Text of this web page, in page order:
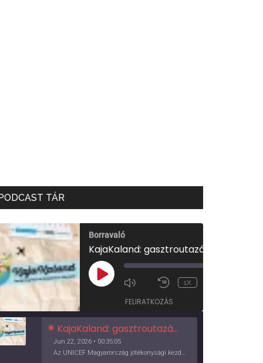
TÁR
Borravaló
PLAY
EPISODE
1X
FELIRATKOZÁS
KajaKaland: gasztroutazás a föld körül
Jun 22, 2026 • 00:35:05
Az UNICEF Magyarország jótékonysági kezdeményezése izgalmas, egész éves világkörüli ízutazásra hív, igazi családi program és gasztroedukáció, illetve segítség a rászorulóknak is egyben.